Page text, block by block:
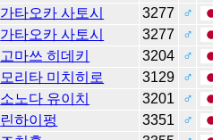
가타오카 사토시 3277
♂
가타오카 사토시 3277
♂
고마쓰 히데키 3204
♂
모리타 미치히로 3129
♂
소노다 유이치 3201
♂
린하이펑 3351
♂